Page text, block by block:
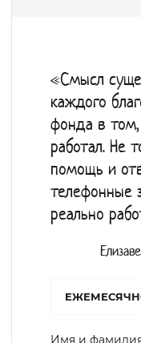
интересам.
получателей
автомобилями
21074.
«Смысл
каждого
фонда в
работал. Не
помощь и
телефонные
реально
Имя и